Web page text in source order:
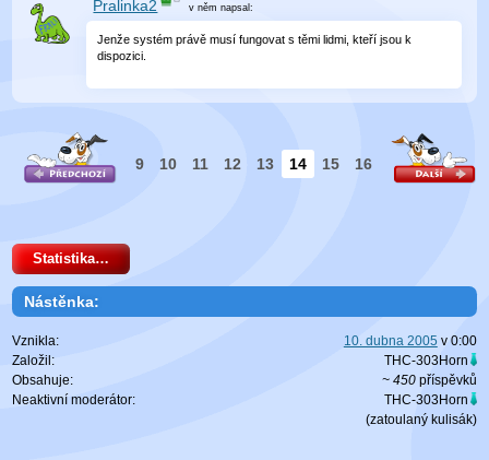
Pralinka2 v něm napsal:
Jenže systém právě musí fungovat s těmi lidmi, kteří jsou k
dispozici.
9 10 11 12 13 14 15 16
Statistika…
Nástěnka:
Vznikla: 10. dubna 2005 v 0:00
Založil:
THC-303Horn
Obsahuje:
~ 450příspěvků
Neaktivní moderátor:
THC-303Horn
(zatoulaný kulisák)